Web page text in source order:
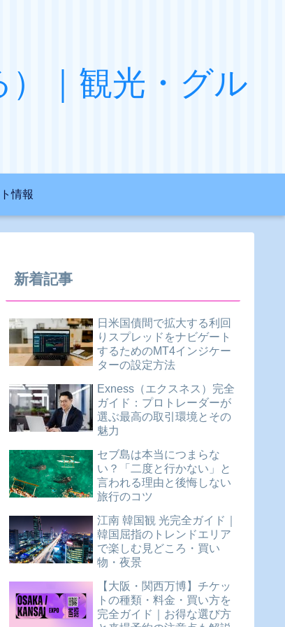
｜観光・グル
情報
新着記事
日米国債間で拡大する利回
りスプレッドをナビゲート
するためのMT4インジケー
ターの設定方法
Exness（エクスネス）完全
ガイド：プロトレーダーが
選ぶ最高の取引環境とその
魅力
セブ島は本当につまらな
い？「二度と行かない」と
言われる理由と後悔しない
旅行のコツ
江南 韓国観 光完全ガイド｜
韓国屈指のトレンドエリア
で楽しむ見どころ・買い
物・夜景
【大阪・関西万博】チケッ
トの種類・料金・買い方を
完全ガイド｜お得な選び方